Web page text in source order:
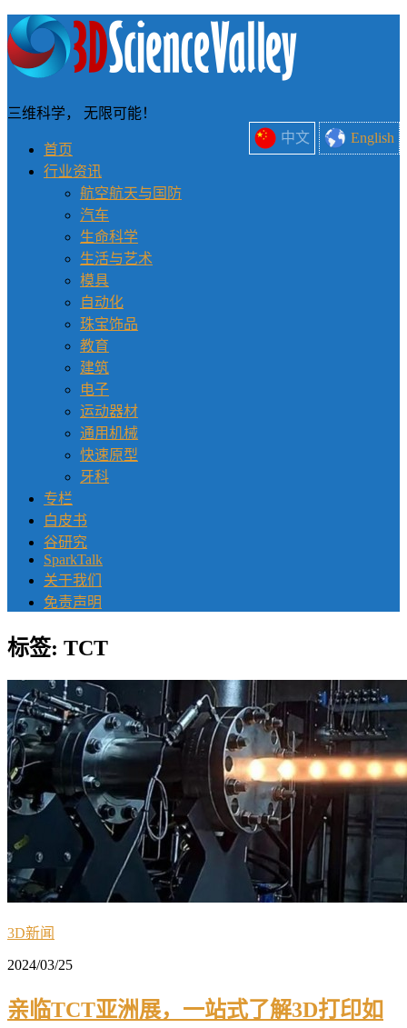
中文 English
三维科学， 无限可能！
首页
行业资讯
航空航天与国防
汽车
生命科学
生活与艺术
模具
自动化
珠宝饰品
教育
建筑
电子
运动器材
通用机械
快速原型
牙科
专栏
白皮书
谷研究
SparkTalk
关于我们
免责声明
标签: TCT
3D新闻
2024/03/25
亲临TCT亚洲展，一站式了解3D打印如